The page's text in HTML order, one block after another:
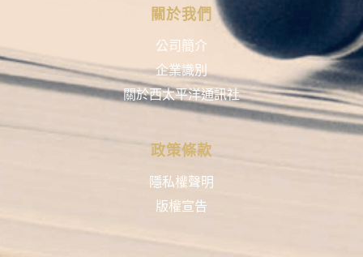
關於我們
公司簡介
企業識別
關於西太平洋通訊社
政策條款
隱私權聲明
版權宣告